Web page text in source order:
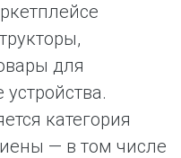
для
категория
— в том числе